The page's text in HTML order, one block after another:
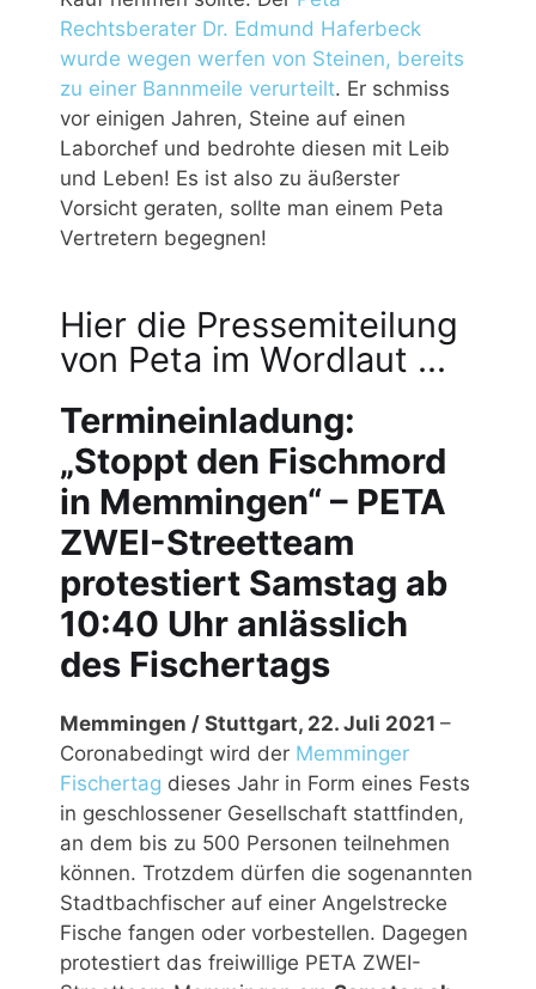
Rechtsberater Dr. Edmund Haferbeck
wurde wegen werfen von Steinen, bereits
zu einer Bannmeile verurteilt. Er schmiss
vor einigen Jahren, Steine auf einen
Laborchef und bedrohte diesen mit Leib
und Leben! Es ist also zu äußerster
Vorsicht geraten, sollte man einem Peta
Vertretern begegnen!
Hier die Pressemiteilung
von Peta im Wordlaut ...
Termineinladung:
„Stoppt den Fischmord
in Memmingen“ – PETA
ZWEI-Streetteam
protestiert Samstag ab
10:40 Uhr anlässlich
des Fischertags
Memmingen / Stuttgart, 22. Juli 2021 –
Coronabedingt wird der Memminger
Fischertag dieses Jahr in Form eines Fests
in geschlossener Gesellschaft stattfinden,
an dem bis zu 500 Personen teilnehmen
können. Trotzdem dürfen die sogenannten
Stadtbachfischer auf einer Angelstrecke
Fische fangen oder vorbestellen. Dagegen
protestiert das freiwillige PETA ZWEI-